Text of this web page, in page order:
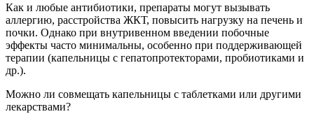
Как и любые антибиотики, препараты могут вызывать
аллергию, расстройства ЖКТ, повысить нагрузку на печень и
почки. Однако при внутривенном введении побочные
эффекты часто минимальны, особенно при поддерживающей
терапии (капельницы с гепатопротекторами, пробиотиками и
др.).
Можно ли совмещать капельницы с таблетками или другими
лекарствами?